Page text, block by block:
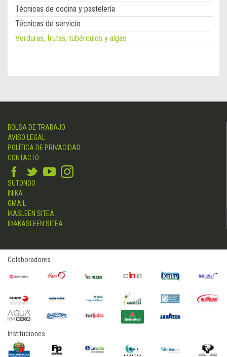
Técnicas de cocina y pastelería
Técnicas de servicio
Verduras, frutas, tubérculos y algas
BOLSA DE TRABAJO
AVISO LEGAL
POLÍTICA DE PRIVACIDAD
CONTACTO
SUTONDO
INIKA
GMAIL
IKASLEEN SITEA
IRAKASLEEN SITEA
Colaboradores
Instituciones